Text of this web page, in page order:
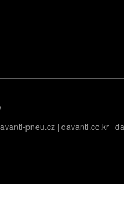
pneu.cz | davanti.co.kr |